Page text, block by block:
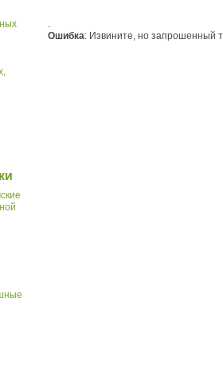
.
Ошибка: Извините, но запрошенный